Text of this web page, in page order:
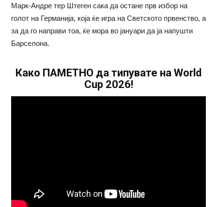
Марк-Андре тер Штеген сака да остане прв избор на
голот на Германија, која ќе игра на Светското првенство, а
за да го направи тоа, ќе мора во јануари да ја напушти
Барселона.
Како ПАМЕТНО да типувате на World
Cup 2026!